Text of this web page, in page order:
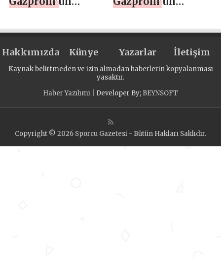
Kaliningrad
Romanovo
köyünde Ebedi
kenti Soçi’nin
köyünde Ebedi
Ateş yakıldı
Hakkımızda Künye Yazarlar İletişim
Kaynak belirtmeden ve izin almadan haberlerin kopyalanması
yasaktır.
Haber Yazılımı | Developer By; BEYNSOFT
Copyright © 2026 Sporcu Gazetesi - Bütün Hakları Saklıdır.